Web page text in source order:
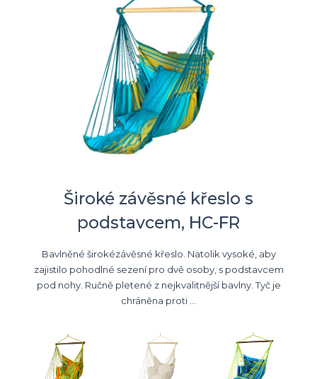
Široké závěsné křeslo s
podstavcem, HC-FR
Bavlněné širokézávěsné křeslo. Natolik vysoké, aby
zajistilo pohodlné sezení pro dvě osoby, s podstavcem
pod nohy. Ručně pletené z nejkvalitnější bavlny. Tyč je
chráněna proti ...